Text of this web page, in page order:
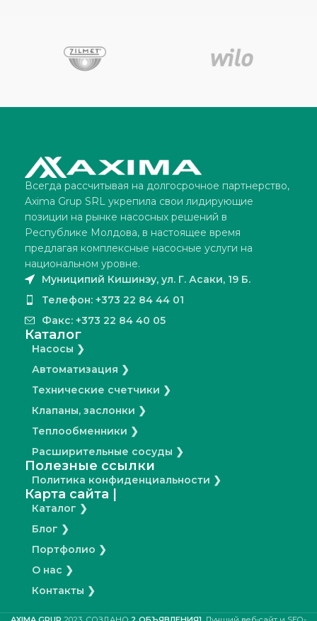
Всегда рассчитывая на долгосрочное партнерство,
Axima Grup SRL укрепила свои лидирующие
позиции на рынке насосных решений в
Республике Молдова, в настоящее время
предлагая комплексные насосные услуги на
национальном уровне.
Муниципий Кишинэу, ул. Г. Асаки, 19 Б.
Телефон: +373 22 84 44 01
Факс: +373 22 84 40 05
Каталог
Насосы ❯
Автоматизация ❯
Технические счетчики ❯
Клапаны, заслонки ❯
Теплообменники ❯
Расширительные сосуды ❯
Полезные ссылки
Политика конфиденциальности ❯
Карта сайта |
Каталог ❯
Блог ❯
Портфолио ❯
О нас ❯
Контакты ❯